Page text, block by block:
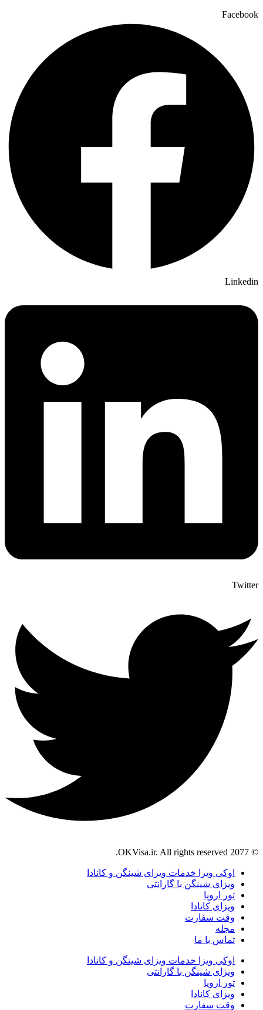
Facebook
Linkedin
Twitter
© 2077 OKVisa.ir. All rights reserved.
اوکی ویزا خدمات ویزای شینگن و کانادا
ویزای شینگن با گارانتی
تور اروپا
ویزای کانادا
وقت سفارت
مجله
تماس با ما
اوکی ویزا خدمات ویزای شینگن و کانادا
ویزای شینگن با گارانتی
تور اروپا
ویزای کانادا
وقت سفارت